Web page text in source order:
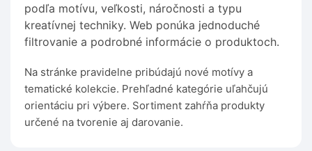
podľa motívu, veľkosti, náročnosti a typu
kreatívnej techniky. Web ponúka jednoduché
filtrovanie a podrobné informácie o produktoch.
Na stránke pravidelne pribúdajú nové motívy a
tematické kolekcie. Prehľadné kategórie uľahčujú
orientáciu pri výbere. Sortiment zahŕňa produkty
určené na tvorenie aj darovanie.